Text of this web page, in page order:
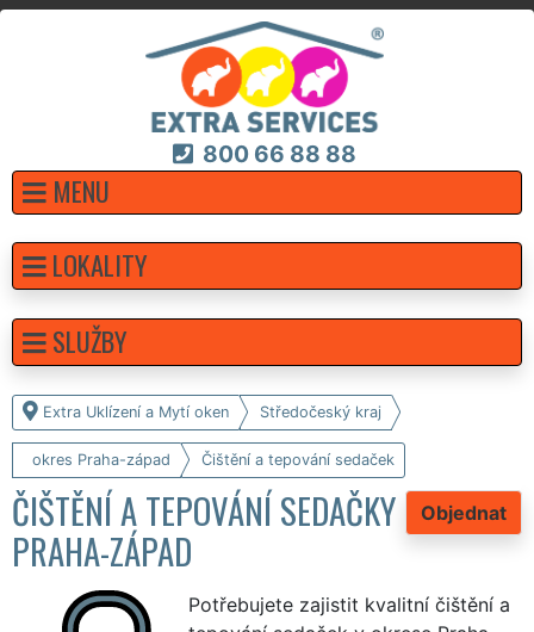
800 66 88 88
MENU
Extra Uklízení a Mytí oken Středočeský kraj
okres Praha-západ Čištění a tepování sedaček
Objednat
ČIŠTĚNÍ A TEPOVÁNÍ SEDAČKY
PRAHA-ZÁPAD
Potřebujete zajistit kvalitní čištění a
LOKALITY
SLUŽBY